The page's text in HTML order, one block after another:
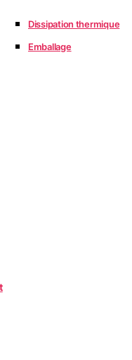
Dissipation thermique
Emballage